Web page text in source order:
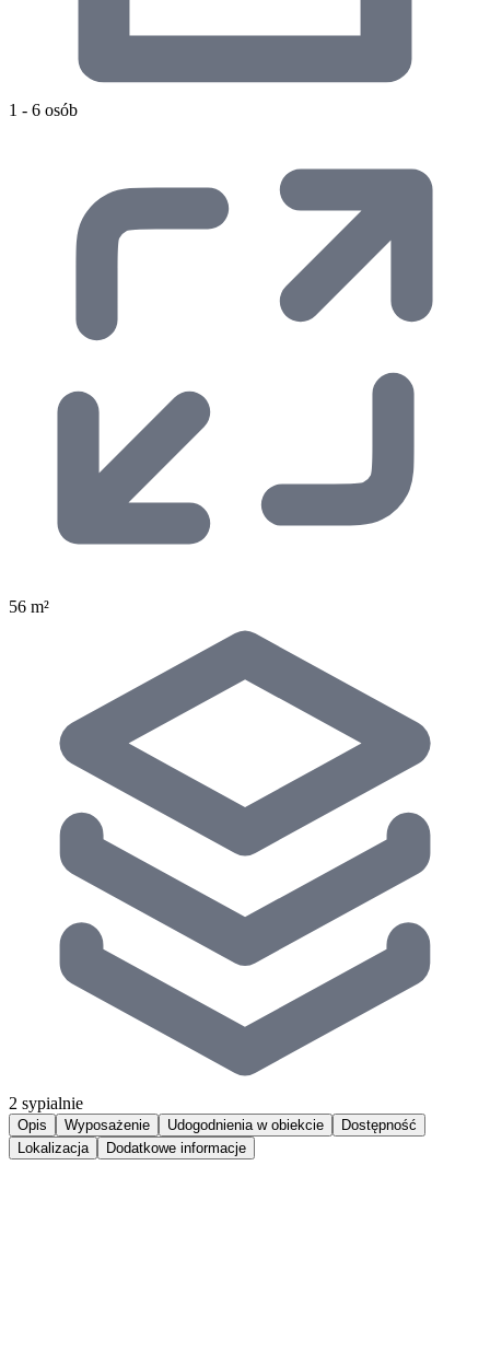
1 - 6 osób
56 m²
2 sypialnie
Opis Wyposażenie Udogodnienia w obiekcie
Dostępność
Lokalizacja
Dodatkowe informacje